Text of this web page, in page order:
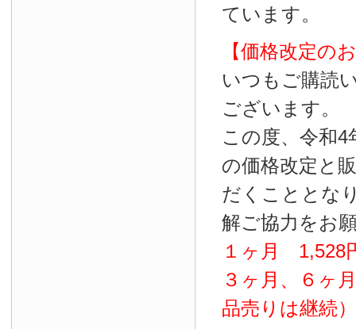
ています。
【価格改定の
いつもご購読
ございます。
この度、令和4
の価格改定と
だくこととな
解ご協力をお
１ヶ月 1,528
３ヶ月、６ヶ
品売りは継続）